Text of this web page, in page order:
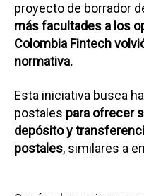
proyecto de borrador
más facultades a los
Colombia Fintech
normativa.
Esta iniciativa busca
postales para ofrecer
depósito y
postales, similares a